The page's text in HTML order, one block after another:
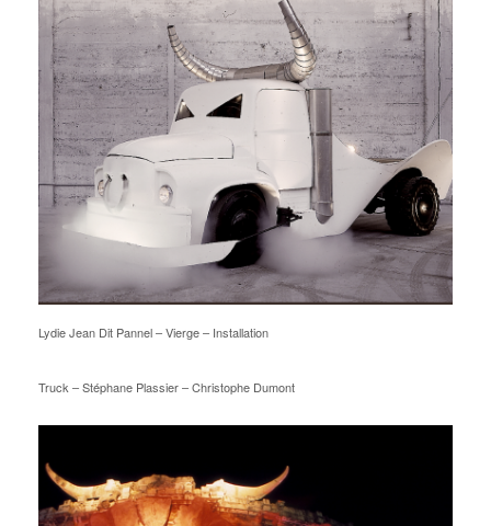
Lydie Jean Dit Pannel – Vierge – Installation
Truck – Stéphane Plassier – Christophe Dumont